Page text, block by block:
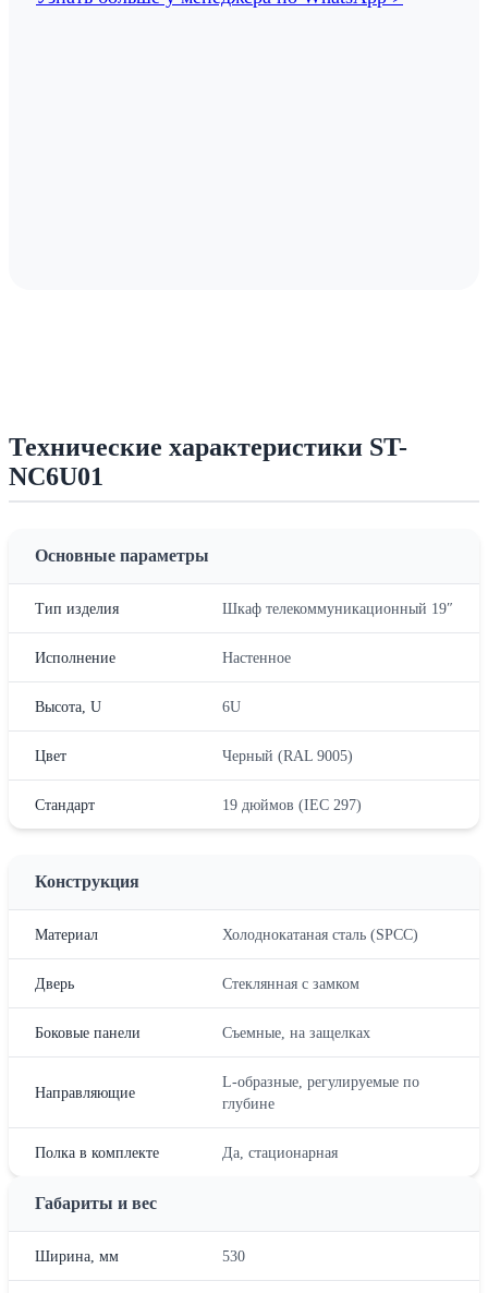
Технические характеристики ST-
NC6U01
Основные параметры
Тип изделия Шкаф телекоммуникационный 19″
Исполнение Настенное
Высота, U 6U
Цвет Черный (RAL 9005)
Стандарт 19 дюймов (IEC 297)
Конструкция
Материал Холоднокатаная сталь (SPCC)
Дверь Стеклянная с замком
Боковые панели Съемные, на защелках
Направляющие
L-образные, регулируемые по
глубине
Полка в комплекте Да, стационарная
Габариты и вес
Ширина, мм 530